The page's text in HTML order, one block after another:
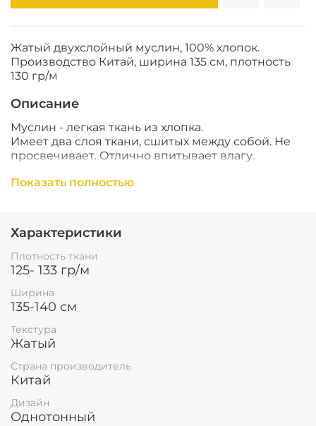
Жатый двухслойный муслин, 100% хлопок.
Производство Китай, ширина 135 см, плотность
130 гр/м
Описание
Муслин - легкая ткань из хлопка.
Имеет два слоя ткани, сшитых между собой. Не
просвечивает. Отлично впитывает влагу.
Подходит для пошива пеленок, пижам и одежды
Не подходит для пошива одежды по силуэту, в
должна быть минимальной.
Быстро сохнет, не требует глажки
Усадка 3-5%
Стирка при температуре до 40 градусов, не
ВАЖНО
оттенок может отличаться.
Показать полностью
Характеристики
Плотность ткани
125- 133 гр/м
Ширина
135-140 см
Текстура
Жатый
Страна производитель
Китай
Дизайн
Однотонный